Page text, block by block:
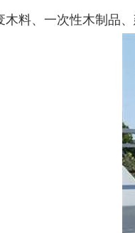
木料、一次性木制品